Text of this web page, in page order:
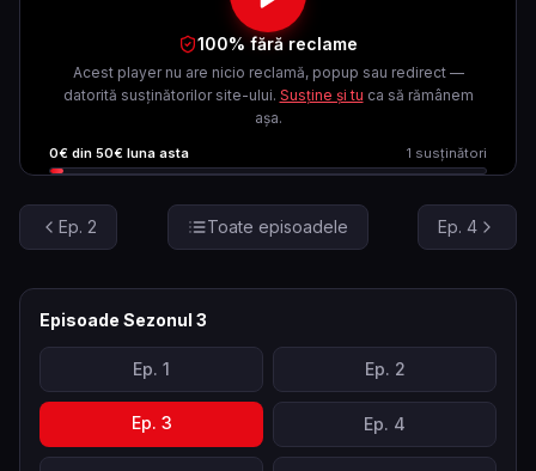
100% fără reclame
Acest player nu are nicio reclamă, popup sau redirect —
datorită susținătorilor site-ului. Susține și tu ca să rămânem
așa.
0€ din 50€ luna asta 1 susținători
Ep. 2 Toate episoadele Ep. 4
Episoade Sezonul 3
Ep. 1 Ep. 2
Ep. 3 Ep. 4